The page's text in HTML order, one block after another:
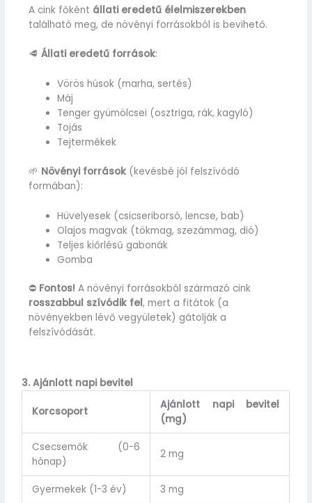
A cink főként állati eredetű élelmiszerekben
található meg, de növényi forrásokból is bevihető.
🥩Állati eredetű források:
Vörös húsok (marha, sertés)
Máj
Tenger gyümölcsei (osztriga, rák, kagyló)
Tojás
Tejtermékek
🌱 Növényi források (kevésbé jól felszívódó
formában):
Hüvelyesek (csicseriborsó, lencse, bab)
Olajos magvak (tökmag, szezámmag, dió)
Teljes kiőrlésű gabonák
Gomba
⛔ Fontos! A növényi forrásokból származó cink
rosszabbul szívódik fel, mert a fitátok (a
növényekben lévő vegyületek) gátolják a
felszívódását.
3. Ajánlott napi bevitel
Korcsoport
Ajánlott napi bevitel
(mg)
Csecsemők (0-6
hónap)
2 mg
Gyermekek (1-3 év) 3 mg